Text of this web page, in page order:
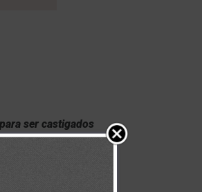
ser castigados